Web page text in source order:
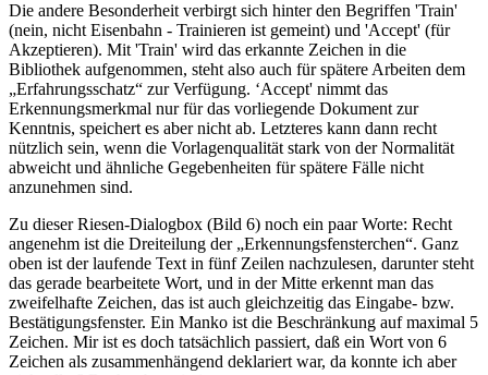
Die andere Besonderheit verbirgt sich hinter den Begriffen 'Train'
(nein, nicht Eisenbahn - Trainieren ist gemeint) und 'Accept' (für
Akzeptieren). Mit 'Train' wird das erkannte Zeichen in die
Bibliothek aufgenommen, steht also auch für spätere Arbeiten dem
„Erfahrungsschatz“ zur Verfügung. ‘Accept' nimmt das
Erkennungsmerkmal nur für das vorliegende Dokument zur
Kenntnis, speichert es aber nicht ab. Letzteres kann dann recht
nützlich sein, wenn die Vorlagenqualität stark von der Normalität
abweicht und ähnliche Gegebenheiten für spätere Fälle nicht
anzunehmen sind.
Zu dieser Riesen-Dialogbox (Bild 6) noch ein paar Worte: Recht
angenehm ist die Dreiteilung der „Erkennungsfensterchen“. Ganz
oben ist der laufende Text in fünf Zeilen nachzulesen, darunter steht
das gerade bearbeitete Wort, und in der Mitte erkennt man das
zweifelhafte Zeichen, das ist auch gleichzeitig das Eingabe- bzw.
Bestätigungsfenster. Ein Manko ist die Beschränkung auf maximal 5
Zeichen. Mir ist es doch tatsächlich passiert, daß ein Wort von 6
Zeichen als zusammenhängend deklariert war, da konnte ich aber